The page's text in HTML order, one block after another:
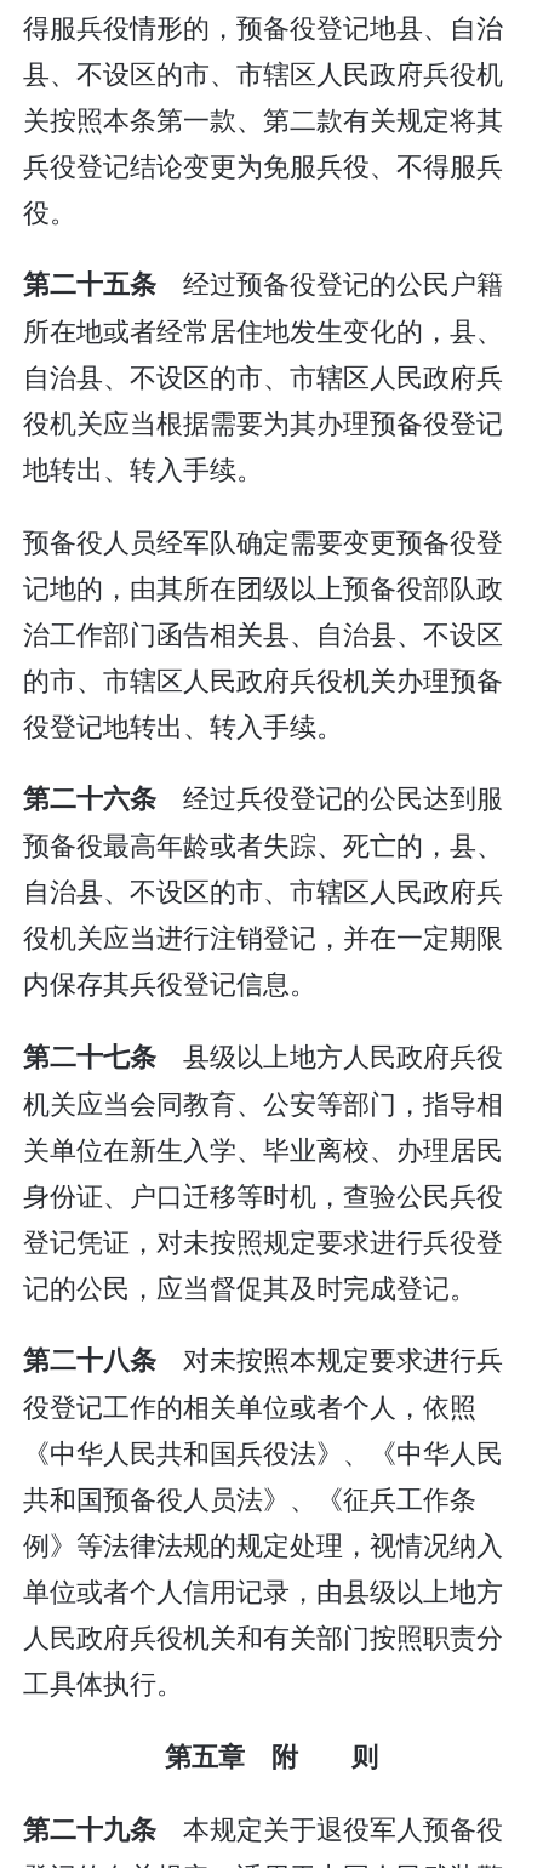
得服兵役情形的，预备役登记地县、自治
县、不设区的市、市辖区人民政府兵役机
关按照本条第一款、第二款有关规定将其
兵役登记结论变更为免服兵役、不得服兵
役。
第二十五条经过预备役登记的公民户籍
所在地或者经常居住地发生变化的，县、
自治县、不设区的市、市辖区人民政府兵
役机关应当根据需要为其办理预备役登记
地转出、转入手续。
预备役人员经军队确定需要变更预备役登
记地的，由其所在团级以上预备役部队政
治工作部门函告相关县、自治县、不设区
的市、市辖区人民政府兵役机关办理预备
役登记地转出、转入手续。
第二十六条经过兵役登记的公民达到服
预备役最高年龄或者失踪、死亡的，县、
自治县、不设区的市、市辖区人民政府兵
役机关应当进行注销登记，并在一定期限
内保存其兵役登记信息。
第二十七条县级以上地方人民政府兵役
机关应当会同教育、公安等部门，指导相
关单位在新生入学、毕业离校、办理居民
身份证、户口迁移等时机，查验公民兵役
登记凭证，对未按照规定要求进行兵役登
记的公民，应当督促其及时完成登记。
第二十八条对未按照本规定要求进行兵
役登记工作的相关单位或者个人，依照
《中华人民共和国兵役法》、《中华人民
共和国预备役人员法》、《征兵工作条
例》等法律法规的规定处理，视情况纳入
单位或者个人信用记录，由县级以上地方
人民政府兵役机关和有关部门按照职责分
工具体执行。
第五章 附 则
第二十九条 本规定关于退役军人预备役